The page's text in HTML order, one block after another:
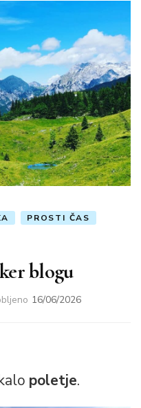
PROSTI ČAS
blogu
16/06/2026
poletje.